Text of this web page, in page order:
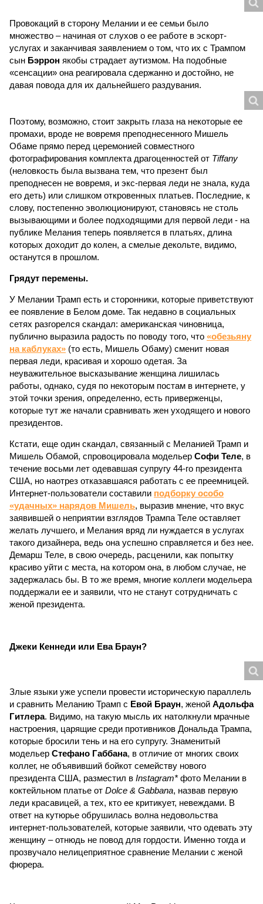
Провокаций в сторону Мелании и ее семьи было
множество – начиная от слухов о ее работе в эскорт-
услугах и заканчивая заявлением о том, что их с Трампом
сын Бэррон якобы страдает аутизмом. На подобные
«сенсации» она реагировала сдержанно и достойно, не
давая повода для их дальнейшего раздувания.
Поэтому, возможно, стоит закрыть глаза на некоторые ее
промахи, вроде не вовремя преподнесенного Мишель
Обаме прямо перед церемонией совместного
фотографирования комплекта драгоценностей от Tiffany
(неловкость была вызвана тем, что презент был
преподнесен не вовремя, и экс-первая леди не знала, куда
его деть) или слишком откровенных платьев. Последние, к
слову, постепенно эволюционируют, становясь не столь
вызывающими и более подходящими для первой леди - на
публике Мелания теперь появляется в платьях, длина
которых доходит до колен, а смелые декольте, видимо,
останутся в прошлом.
Грядут перемены.
У Мелании Трамп есть и сторонники, которые приветствуют
ее появление в Белом доме. Так недавно в социальных
сетях разгорелся скандал: американская чиновница,
публично выразила радость по поводу того, что «обезьяну
на каблуках» (то есть, Мишель Обаму) сменит новая
первая леди, красивая и хорошо одетая. За
неуважительное высказывание женщина лишилась
работы, однако, судя по некоторым постам в интернете, у
этой точки зрения, определенно, есть приверженцы,
которые тут же начали сравнивать жен уходящего и нового
президентов.
Кстати, еще один скандал, связанный с Меланией Трамп и
Мишель Обамой, спровоцировала модельер Софи Теле, в
течение восьми лет одевавшая супругу 44-го президента
США, но наотрез отказавшаяся работать с ее преемницей.
Интернет-пользователи составили подборку особо
«удачных» нарядов Мишель, выразив мнение, что вкус
заявившей о неприятии взглядов Трампа Теле оставляет
желать лучшего, и Мелания вряд ли нуждается в услугах
такого дизайнера, ведь она успешно справляется и без нее.
Демарш Теле, в свою очередь, расценили, как попытку
красиво уйти с места, на котором она, в любом случае, не
задержалась бы. В то же время, многие коллеги модельера
поддержали ее и заявили, что не станут сотрудничать с
женой президента.
Джеки Кеннеди или Ева Браун?
Злые языки уже успели провести историческую параллель
и сравнить Меланию Трамп с Евой Браун, женой Адольфа
Гитлера. Видимо, на такую мысль их натолкнули мрачные
настроения, царящие среди противников Дональда Трампа,
которые бросили тень и на его супругу. Знаменитый
модельер Стефано Габбана, в отличие от многих своих
коллег, не объявивший бойкот семейству нового
президента США, разместил в Instagram* фото Мелании в
коктейльном платье от Dolce & Gabbana, назвав первую
леди красавицей, а тех, кто ее критикует, невеждами. В
ответ на кутюрье обрушилась волна недовольства
интернет-пользователей, которые заявили, что одевать эту
женщину – отнюдь не повод для гордости. Именно тогда и
прозвучало нелицеприятное сравнение Мелании с женой
фюрера.